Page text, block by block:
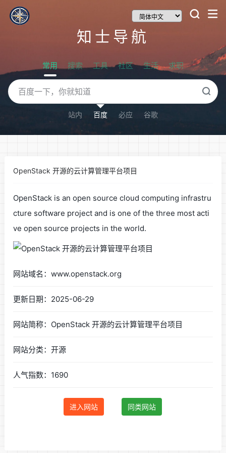
知士导航
常用 搜索 工具 社区 生活 求职
站内 百度 必应 谷歌
OpenStack 开源的云计算管理平台项目
OpenStack is an open source cloud computing infrastru
cture software project and is one of the three most acti
ve open source projects in the world.
网站域名：www.openstack.org
更新日期：2025-06-29
网站简称：OpenStack 开源的云计算管理平台项目
网站分类：开源
人气指数：1690
进入网站 同类网站